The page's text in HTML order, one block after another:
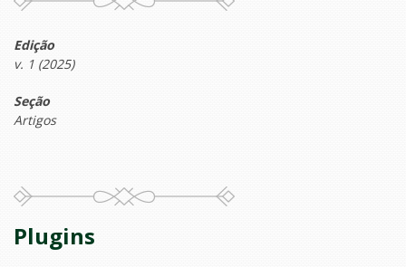
Edição
v. 1 (2025)
Seção
Artigos
Plugins